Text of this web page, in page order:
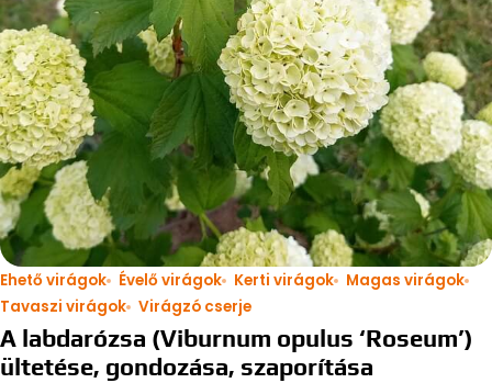
Ehető virágok Évelő virágok Kerti virágok
Magas virágok
Tavaszi virágok Virágzó cserje
A labdarózsa (Viburnum opulus ‘Roseum’)
ültetése, gondozása, szaporítása